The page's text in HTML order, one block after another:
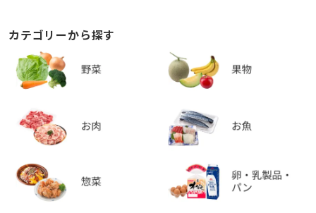
カテゴリーから探す